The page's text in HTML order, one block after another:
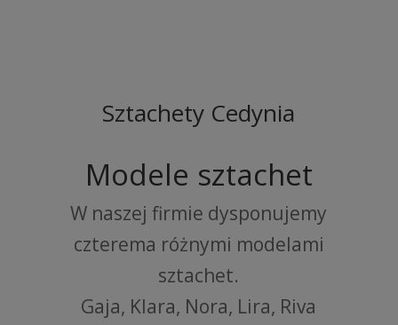
Sztachety Cedynia
Modele sztachet
W naszej firmie dysponujemy
czterema różnymi modelami
sztachet.
Gaja, Klara, Nora, Lira, Riva